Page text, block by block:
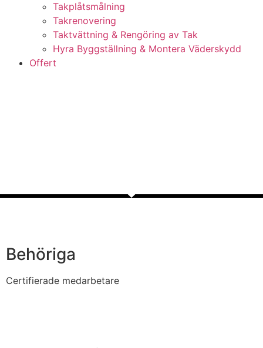
Takplåtsmålning
Takrenovering
Taktvättning & Rengöring av Tak
Hyra Byggställning & Montera Väderskydd
Offert
Behöriga
Certifierade medarbetare